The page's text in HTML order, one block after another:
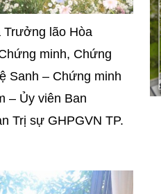
Trưởng lão Hòa
minh, Chứng
Sanh – Chứng minh
– Ủy viên Ban
Trị sự GHPGVN TP.